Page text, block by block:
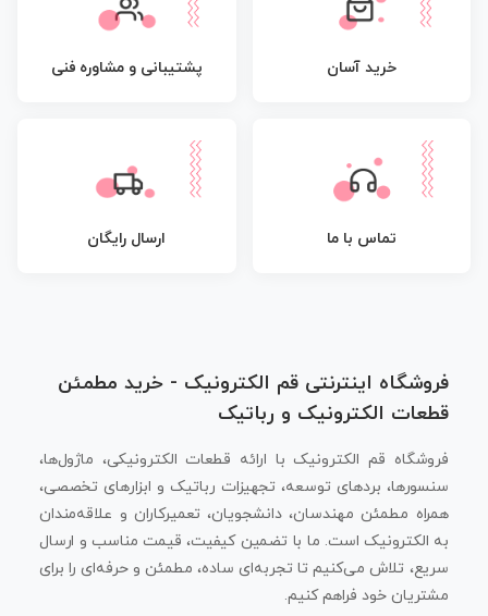
خرید آسان پشتیبانی و مشاوره فنی
تماس با ما ارسال رایگان
فروشگاه اینترنتی قم الکترونیک - خرید مطمئن
قطعات الکترونیک و رباتیک
فروشگاه قم الکترونیک با ارائه قطعات الکترونیکی، ماژول‌ها،
سنسورها، بردهای توسعه، تجهیزات رباتیک و ابزارهای تخصصی،
همراه مطمئن مهندسان، دانشجویان، تعمیرکاران و علاقه‌مندان
به الکترونیک است. ما با تضمین کیفیت، قیمت مناسب و ارسال
سریع، تلاش می‌کنیم تا تجربه‌ای ساده، مطمئن و حرفه‌ای را برای
مشتریان خود فراهم کنیم.